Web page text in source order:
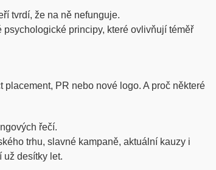
tvrdí, že na ně nefunguje.
psychologické principy, které ovlivňují téměř
placement, PR nebo nové logo. A proč některé
řečí.
trhu, slavné kampaně, aktuální kauzy i
už desítky let.